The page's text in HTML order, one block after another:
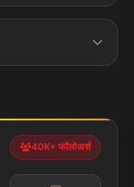
&
40K+ फॉलोअर्स